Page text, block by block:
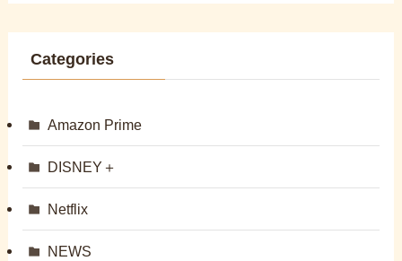
Categories
Amazon Prime
DISNEY＋
Netflix
NEWS